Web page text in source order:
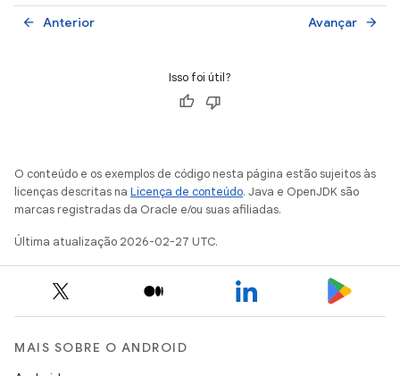
Anterior
arrow_back Avançar arrow_forward
Isso foi útil?
O conteúdo e os exemplos de código nesta página estão sujeitos às
licenças descritas na Licença de conteúdo. Java e OpenJDK são
marcas registradas da Oracle e/ou suas afiliadas.
Última atualização 2026-02-27 UTC.
MAIS SOBRE O ANDROID